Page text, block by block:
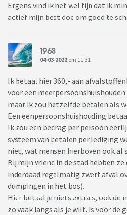
Ergens vind ik het wel fijn dat ik
actief mijn best doe om goed te
1968
04-03-2022 om 11:31
Ik betaal hier 360,- aan
voor een
maar ik zou hetzelfde betalen als
Een eenpersoonshuishouding
Ik zou een bedrag per persoon
systeem van betalen per lediging
niet, wat mensen hierboven ook al
Bij mijn vriend in de stad hebben ze
inderdaad regelmatig zwerf afval
dumpingen in het bos).
Hier betaal je niets extra's, ook de
zo vaak langs als je wilt. Is voor de